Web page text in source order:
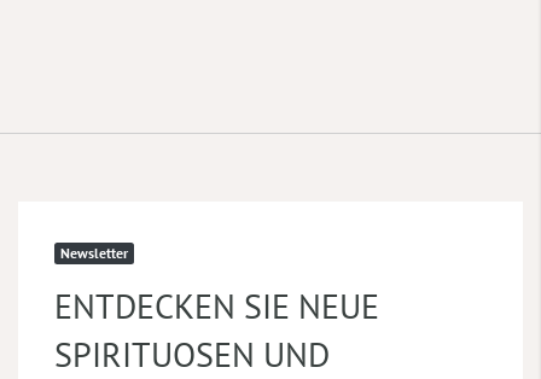
Newsletter
ENTDECKEN SIE NEUE
SPIRITUOSEN UND